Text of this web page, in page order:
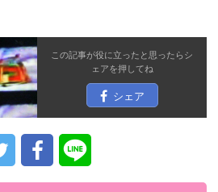
この記事が役に立ったと思ったらシ
ェアを押してね
シェア